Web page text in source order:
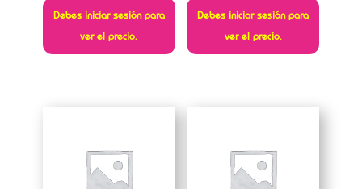
Debes iniciar sesión para
ver el precio.
Debes iniciar sesión para
ver el precio.